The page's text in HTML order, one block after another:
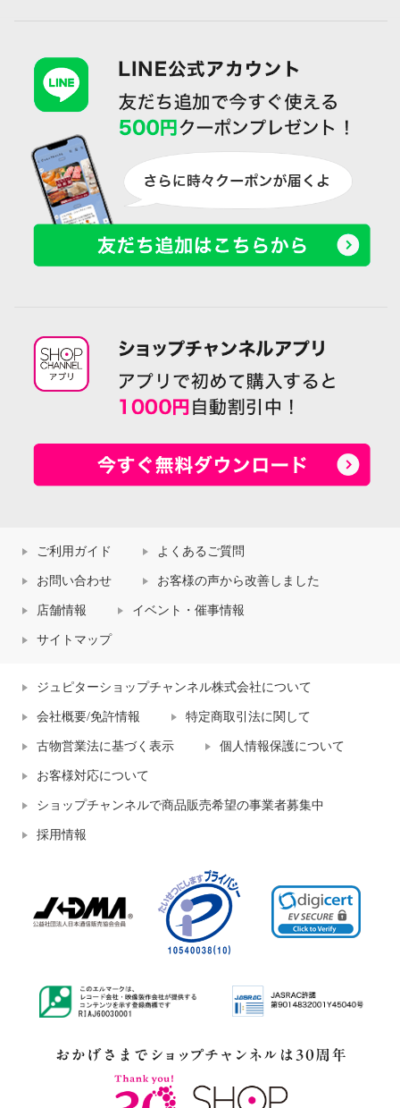
ご利用ガイド よくあるご質問
お問い合わせ お客様の声から改善しました
店舗情報 イベント・催事情報
サイトマップ
ジュピターショップチャンネル株式会社について
会社概要/免許情報 特定商取引法に関して
古物営業法に基づく表示 個人情報保護について
お客様対応について
ショップチャンネルで商品販売希望の事業者募集中
採用情報